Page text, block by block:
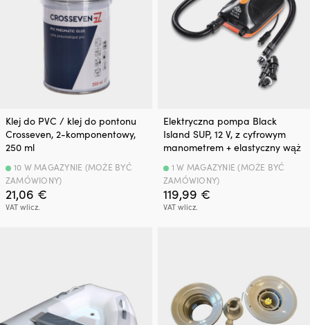
Klej do PVC / klej do pontonu
Crosseven, 2-komponentowy,
250 ml
21,06 €
VAT wlicz.
10 W MAGAZYNIE (MOŻE BYĆ
ZAMÓWIONY)
Elektryczna pompa Black
Island SUP, 12 V, z cyfrowym
manometrem + elastyczny wąż
119,99 €
VAT wlicz.
1 W MAGAZYNIE (MOŻE BYĆ
ZAMÓWIONY)